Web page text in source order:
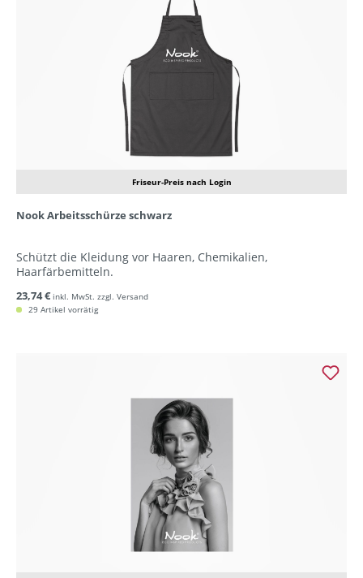
Friseur-Preis nach Login
Nook Arbeitsschürze schwarz
Schützt die Kleidung vor Haaren, Chemikalien,
Haarfärbemitteln.
23,74 € inkl. MwSt. zzgl. Versand
29 Artikel vorrätig